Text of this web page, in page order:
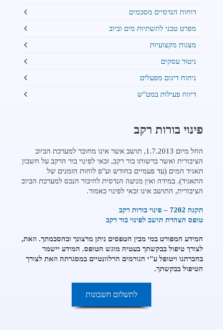
דוחות הנדסיים מסכמים
מפרט טכני לתשתיות מים וביוב
מצגות מקצועיות
ניטור עסקים
ניתוח דיגום מפעלים
דיווח פעילות במט"ש
פינוי בורות רקב
החל מיום 1.7.2013, תושב אשר אינו מחובר למערכת הביוב
הציבורית ואשר ברשותו בור רקב, זכאי לפינוי בור הרקב על חשבון
תאגיד המים (עד פעמיים בחודש וע"פ לוחות הזמנים של
התאגיד). במידה ואין מניעה הנדסית לחיבור הנכס למערכת הביוב
הציבורית, התושב אינו זכאי לפינוי כאמור.
תקנה 7202 – פינוי בורות רקב
מנווט
לדף
טופס הצהרת תושב לפינוי בור רקבמנווט
PDF
מנווט
לדף
PDF
המידע המפורט במי מבין הטפסים ניתן מרצונך ובהסכמתך. וזאת,
לצורך טיפול בבקשתך בעטיה מוגש הטופס. המידע יישמר
בחברתנו ויטופל ע"י הגורמים הרלוונטיים במסגרתה וזאת לצורך
הטיפול בבקשתך.
לתשלום חשבונות